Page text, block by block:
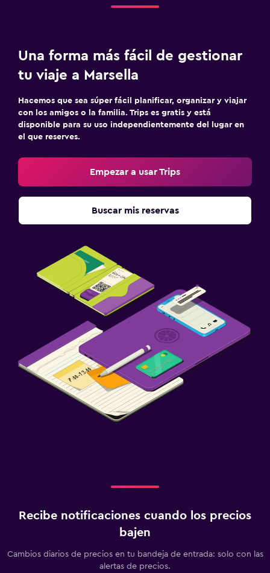
Una forma más fácil de gestionar
tu viaje a Marsella
Hacemos que sea súper fácil planificar, organizar y viajar
con los amigos o la familia. Trips es gratis y está
disponible para su uso independientemente del lugar en
el que reserves.
Empezar a usar Trips
Buscar mis reservas
Recibe notificaciones cuando los precios
bajen
Cambios diarios de precios en tu bandeja de entrada: solo con las
alertas de precios.